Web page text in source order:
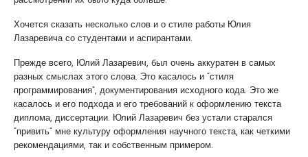
Хочется сказать несколько слов и о стиле работы Юлия
Лазаревича со студентами и аспирантами.
Прежде всего, Юлий Лазаревич, был очень аккуратен в самых
разных смыслах этого слова. Это касалось и “стиля
программирования”, документирования исходного кода. Это же
касалось и его подхода и его требований к оформлению текста
диплома, диссертации. Юлий Лазаревич без устали старался
“привить” мне культуру оформления научного текста, как четкими
рекомендациями, так и собственным примером.